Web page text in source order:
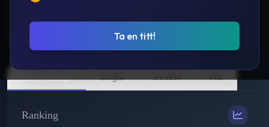
Ta en titt!
År i oversikt 25/26 🌟
Prestasjoner
Sammenlagt Single Double Mix
Ranking